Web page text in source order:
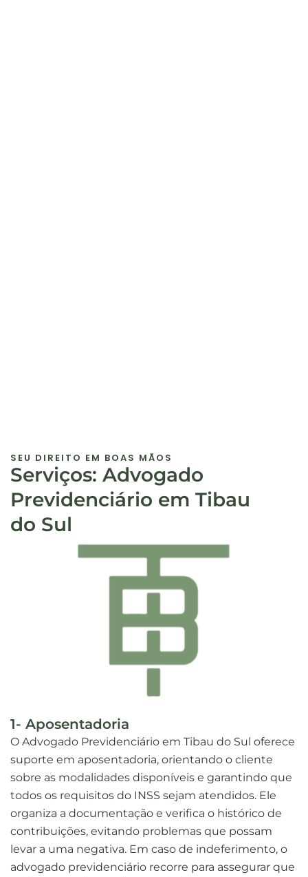
SEU DIREITO EM BOAS MÃOS
Serviços: Advogado
Previdenciário em Tibau
do Sul
1- Aposentadoria
O Advogado Previdenciário em Tibau do Sul oferece
suporte em aposentadoria, orientando o cliente
sobre as modalidades disponíveis e garantindo que
todos os requisitos do INSS sejam atendidos. Ele
organiza a documentação e verifica o histórico de
contribuições, evitando problemas que possam
levar a uma negativa. Em caso de indeferimento, o
advogado previdenciário recorre para assegurar que